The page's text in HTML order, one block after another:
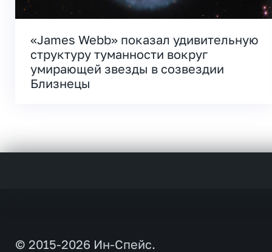
«James Webb» показал удивительную
структуру туманности вокруг
умирающей звезды в созвездии
Близнецы
© 2015-2026 Ин-Спейс.